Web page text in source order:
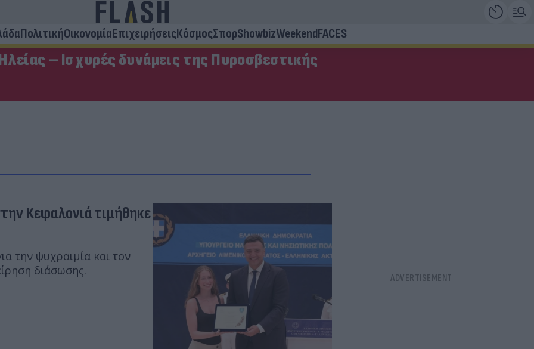
ΠολιτικήΟικονομίαΕπιχειρήσειςΚόσμοςΣπορShowbizWeekendFACES
– Ισχυρές δυνάμεις της Πυροσβεστικής
Κεφαλονιά τιμήθηκε
την ψυχραιμία και τον
διάσωσης.